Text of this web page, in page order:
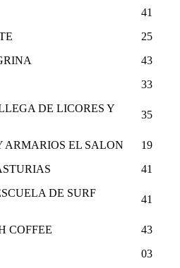
41
25
43
33
DE LICORES Y
35
ARMARIOS EL SALON
19
41
DE SURF
41
COFFEE
43
03